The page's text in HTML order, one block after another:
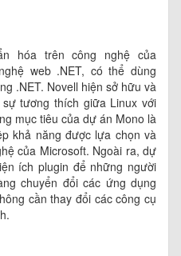
hóa trên công nghệ của
web .NET, có thể dùng
.NET. Novell hiện sở hữu và
tương thích giữa Linux với
mục tiêu của dự án Mono là
khả năng được lựa chọn và
của Microsoft. Ngoài ra, dự
ích plugin để những người
chuyển đổi các ứng dụng
cần thay đổi các công cụ